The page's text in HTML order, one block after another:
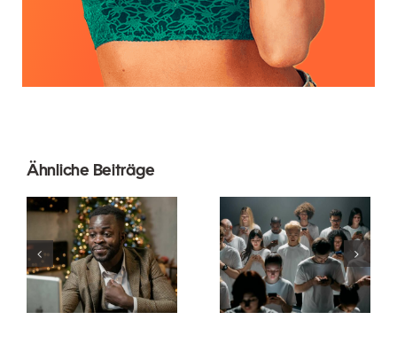
Ähnliche Beiträge
Wie man
Follower auf
LinkedIn
ausblendet,
um die
Privatsphäre
Tipps zur
Gestaltung
beeindruckender
Facebook-
Anzeigen,
die